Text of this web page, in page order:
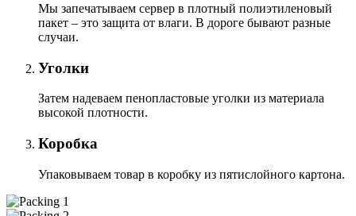
Мы запечатываем сервер в плотный полиэтиленовый
пакет – это защита от влаги. В дороге бывают разные
случаи.
Уголки
Затем надеваем пенопластовые уголки из материала
высокой плотности.
Коробка
Упаковываем товар в коробку из пятислойного картона.